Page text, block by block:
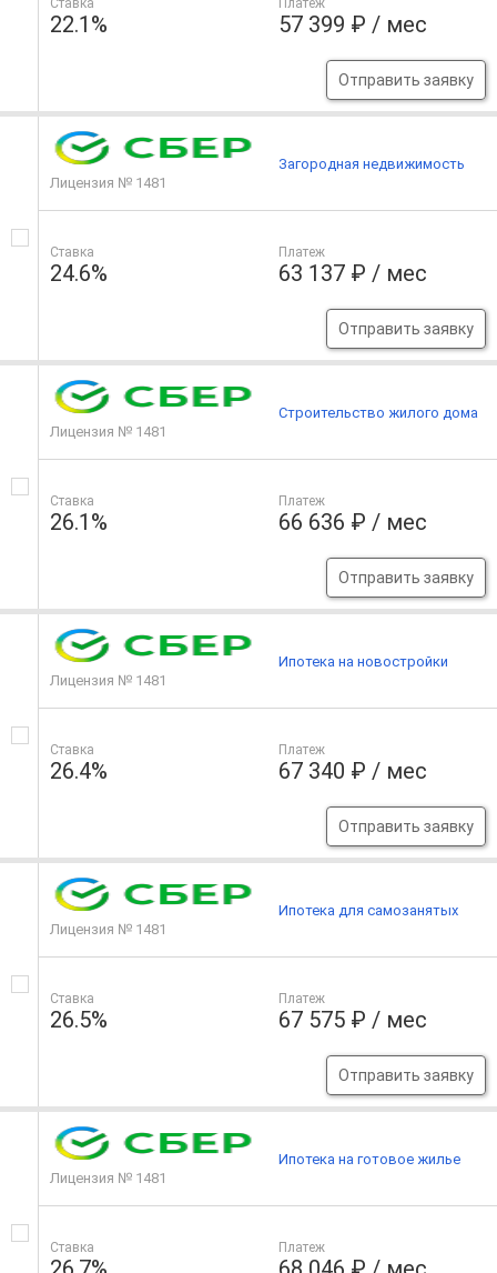
Ставка
22.1%
Платеж
57 399 ₽ / мес
Отправить заявку
Лицензия № 1481
Ставка
24.6%
Платеж
63 137 ₽ / мес
Отправить заявку
Загородная недвижимость
Лицензия № 1481
Ставка
26.1%
Платеж
66 636 ₽ / мес
Отправить заявку
Строительство жилого дома
Лицензия № 1481
Ставка
26.4%
Платеж
67 340 ₽ / мес
Отправить заявку
Ипотека на новостройки
Лицензия № 1481
Ставка
26.5%
Платеж
67 575 ₽ / мес
Отправить заявку
Ипотека для самозанятых
Лицензия № 1481
Ставка Платеж
Ипотека на готовое жилье